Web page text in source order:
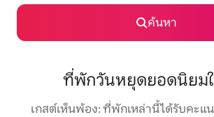
ค้นหา
ที่พักวันหยุดยอดนิยมใ
เกสต์เห็นพ้อง: ที่พักเหล่านี้ได้รับคะแ